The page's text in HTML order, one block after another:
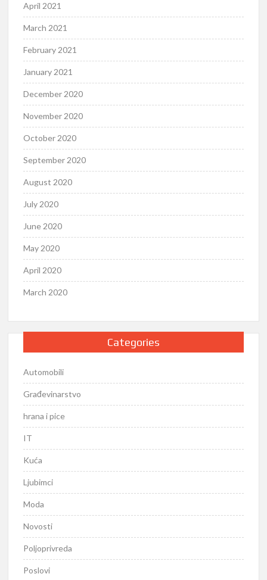
April 2021
March 2021
February 2021
January 2021
December 2020
November 2020
October 2020
September 2020
August 2020
July 2020
June 2020
May 2020
April 2020
March 2020
Categories
Automobili
Građevinarstvo
hrana i pice
IT
Kuća
Ljubimci
Moda
Novosti
Poljoprivreda
Poslovi